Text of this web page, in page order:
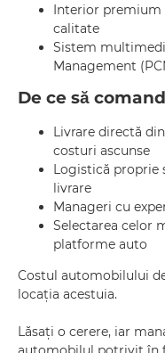
Interior premium
calitate
Sistem
Management
De ce să
Livrare directă
costuri ascunse
Logistică proprie
livrare
Manageri cu
Selectarea celor
platforme auto
Costul automobilului
locația acestuia.
Lăsați o cerere, iar